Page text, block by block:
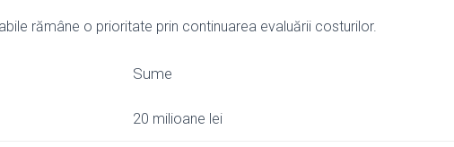
rămâne o prioritate prin continuarea evaluării costurilor.
Sume
20 milioane lei